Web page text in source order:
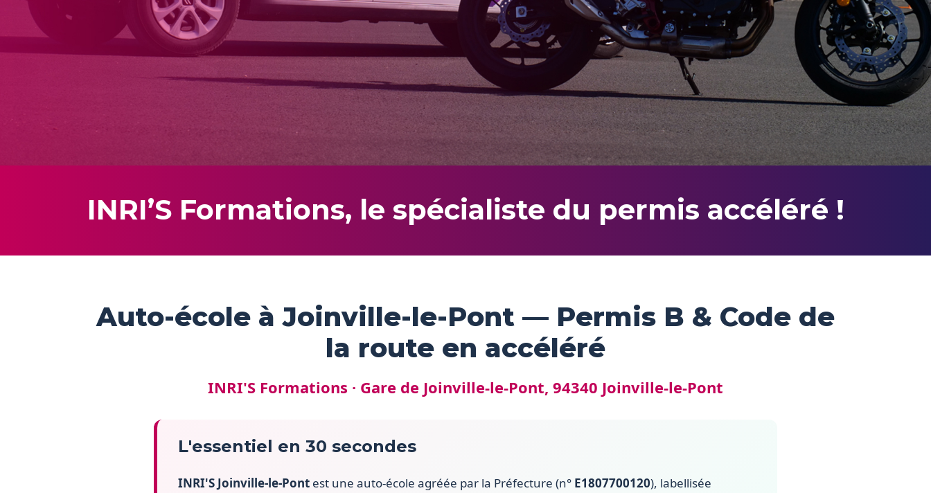
Code en ligne
Bâteau
Bateau
INRI’S Formations, le spécialiste du permis accéléré !
Auto-école à Joinville-le-Pont — Permis B & Code de
la route en accéléré
INRI'S Formations · Gare de Joinville-le-Pont, 94340 Joinville-le-Pont
L'essentiel en 30 secondes
INRI'S Joinville-le-Pont est une auto-école agréée par la Préfecture (n° E1807700120), labellisée